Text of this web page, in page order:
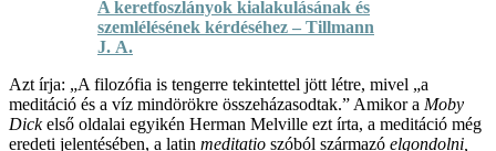
A keretfoszlányok kialakulásának és
szemlélésének kérdéséhez – Tillmann
J. A.
Azt írja: „A filozófia is tengerre tekintettel jött létre, mivel „a
meditáció és a víz mindörökre összeházasodtak.” Amikor a Moby
Dickelső oldalai egyikén Herman Melville ezt írta, a meditáció még
eredeti jelentésében, a latin meditatio szóból származó elgondolni,